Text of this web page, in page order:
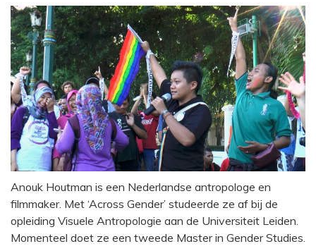
Anouk Houtman is een Nederlandse antropologe en
filmmaker. Met ‘Across Gender’ studeerde ze af bij de
opleiding Visuele Antropologie aan de Universiteit Leiden.
Momenteel doet ze een tweede Master in Gender Studies.